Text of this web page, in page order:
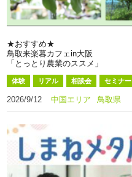
★おすすめ★
鳥取来楽暮カフェin大阪
「とっとり農業のススメ」
体験 リアル 相談会 セミナー
2026/9/12 中国エリア 鳥取県